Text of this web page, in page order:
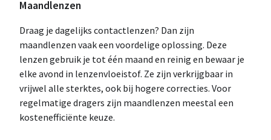
Maandlenzen
Draag je dagelijks contactlenzen? Dan zijn
maandlenzen vaak een voordelige oplossing. Deze
lenzen gebruik je tot één maand en reinig en bewaar je
elke avond in lenzenvloeistof. Ze zijn verkrijgbaar in
vrijwel alle sterktes, ook bij hogere correcties. Voor
regelmatige dragers zijn maandlenzen meestal een
kostenefficiënte keuze.